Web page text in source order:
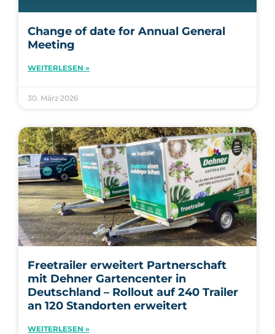
Change of date for Annual General
Meeting
WEITERLESEN »
30. März 2026
Freetrailer erweitert Partnerschaft
mit Dehner Gartencenter in
Deutschland – Rollout auf 240 Trailer
an 120 Standorten erweitert
WEITERLESEN »